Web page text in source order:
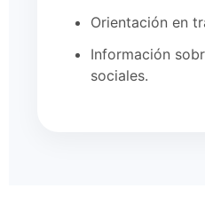
Orientación en
Información
sociales.